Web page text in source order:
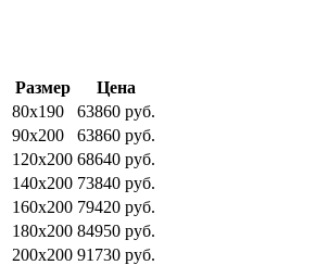
Размер
Цена
80x190
63860 руб.
90x200
63860 руб.
120x200 68640 руб.
140x200 73840 руб.
160x200 79420 руб.
180x200 84950 руб.
200x200 91730 руб.